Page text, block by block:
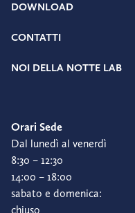
DOWNLOAD
CONTATTI
NOI DELLA NOTTE LAB
Orari Sede
Dal lunedì al venerdì
8:30 – 12:30
14:00 – 18:00
sabato e domenica:
chiuso